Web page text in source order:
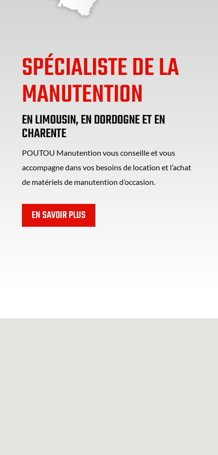
SPÉCIALISTE DE LA
MANUTENTION
EN LIMOUSIN, EN DORDOGNE ET EN
CHARENTE
POUTOU Manutention vous conseille et vous
accompagne dans vos besoins de location et l’achat
de matériels de manutention d’occasion.
EN SAVOIR PLUS